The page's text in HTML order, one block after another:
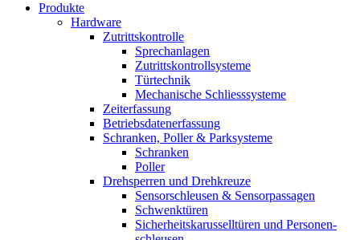
Produkte
Hardware
Zutrittskontrolle
Sprechanlagen
Zutrittskontrollsysteme
Türtechnik
Mechanische Schliesssysteme
Zeiterfassung
Betriebsdaten­erfassung
Schranken, Poller & Parksysteme
Schranken
Poller
Drehsperren und Drehkreuze
Sensorschleusen & Sensorpassagen
Schwenktüren
Sicherheits­karussell­türen und Personen­